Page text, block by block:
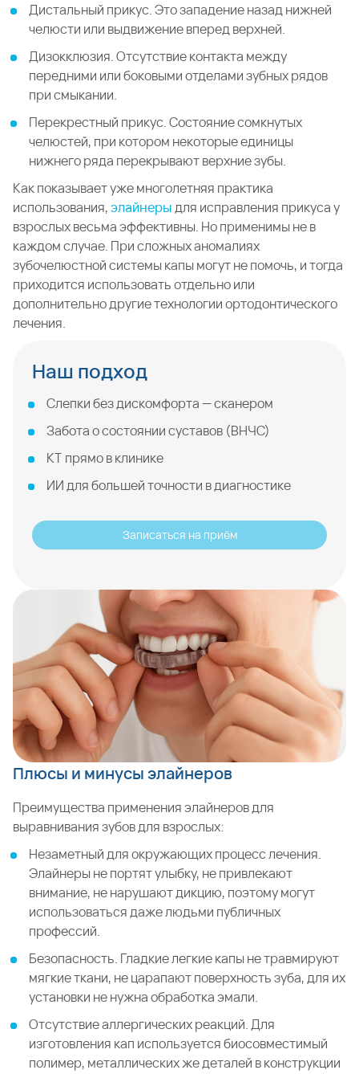
Дистальный прикус. Это западение назад нижней
челюсти или выдвижение вперед верхней.
Дизокклюзия. Отсутствие контакта между
передними или боковыми отделами зубных рядов
при смыкании.
Перекрестный прикус. Состояние сомкнутых
челюстей, при котором некоторые единицы
нижнего ряда перекрывают верхние зубы.
Как показывает уже многолетняя практика
использования,элайнерыдля исправления прикуса у
взрослых весьма эффективны. Но применимы не в
каждом случае. При сложных аномалиях
зубочелюстной системы капы могут не помочь, и тогда
приходится использовать отдельно или
дополнительно другие технологии ортодонтического
лечения.
Наш подход
Слепки без дискомфорта — сканером
Забота о состоянии суставов (ВНЧС)
КТ прямо в клинике
ИИ для большей точности в диагностике
Записаться на приём
Плюсы и минусы элайнеров
Преимущества применения элайнеров для
выравнивания зубов для взрослых:
Незаметный для окружающих процесс лечения.
Элайнеры не портят улыбку, не привлекают
внимание, не нарушают дикцию, поэтому могут
использоваться даже людьми публичных
профессий.
Безопасность. Гладкие легкие капы не травмируют
мягкие ткани, не царапают поверхность зуба, для их
установки не нужна обработка эмали.
Отсутствие аллергических реакций. Для
изготовления кап используется биосовместимый
полимер, металлических же деталей в конструкции